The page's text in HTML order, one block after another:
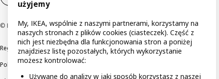
© Inter IKEA Systems B.V 1999-2026
RegulaminyPolityka prywatnościWycofane produkty
Polityka odpowiedzialnego ujawniania informacji
użyjemy
My, IKEA, wspólnie z naszymi partnerami, korzystamy na
naszych stronach z plików cookies (ciasteczek). Część z
nich jest niezbędna dla funkcjonowania stron a poniżej
znajdziesz listę pozostałych, których wykorzystanie
możesz kontrolować:
Używane do analizy w jaki sposób korzystasz z naszej